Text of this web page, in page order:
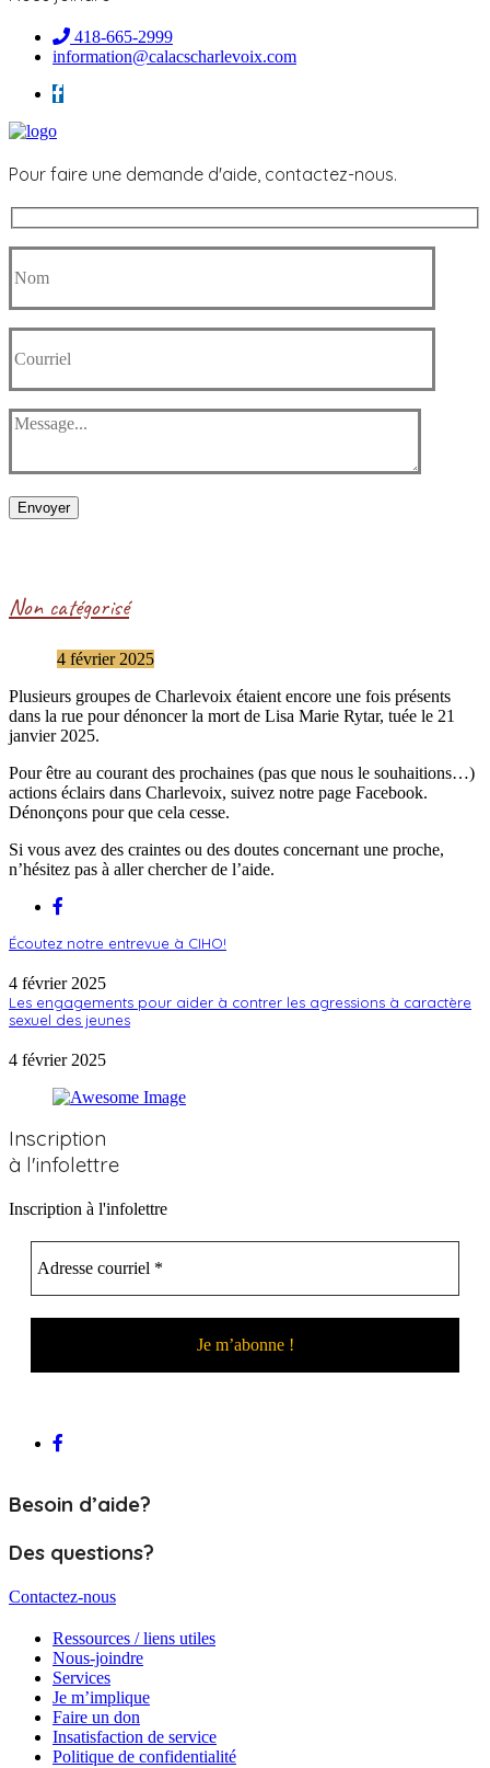
418-665-2999
information@calacscharlevoix.com
Pour faire une demande d'aide, contactez-nous.
Envoyer
Non catégorisé
4 février 2025
Plusieurs groupes de Charlevoix étaient encore une fois présents
dans la rue pour dénoncer la mort de Lisa Marie Rytar, tuée le 21
janvier 2025.
Pour être au courant des prochaines (pas que nous le souhaitions…)
actions éclairs dans Charlevoix, suivez notre page Facebook.
Dénonçons pour que cela cesse.
Si vous avez des craintes ou des doutes concernant une proche,
n’hésitez pas à aller chercher de l’aide.
Écoutez notre entrevue à CIHO!
4 février 2025
Les engagements pour aider à contrer les agressions à caractère
sexuel des jeunes
4 février 2025
Inscription
à l'infolettre
Inscription à l'infolettre
Besoin d’aide?
Des questions?
Contactez-nous
Ressources / liens utiles
Nous-joindre
Services
Je m’implique
Faire un don
Insatisfaction de service
Politique de confidentialité